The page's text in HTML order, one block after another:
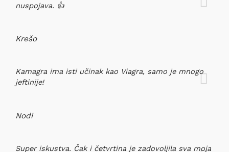
nuspojava. 👍
Krešo
Kamagra ima isti učinak kao Viagra, samo je mnogo
jeftinije!
Nodi
Super iskustva. Čak i četvrtina je zadovoljila sva moja